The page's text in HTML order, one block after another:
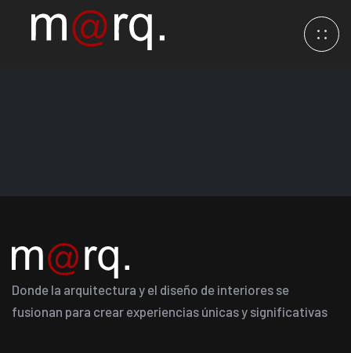
Donde la arquitectura y el diseño de interiores se
fusionan para crear experiencias únicas y significativas